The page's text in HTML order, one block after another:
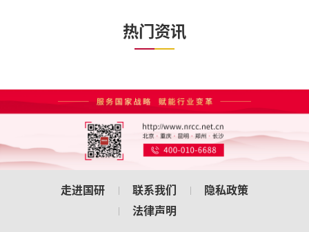
热门资讯
走进国研 联系我们
隐私政策
法律声明